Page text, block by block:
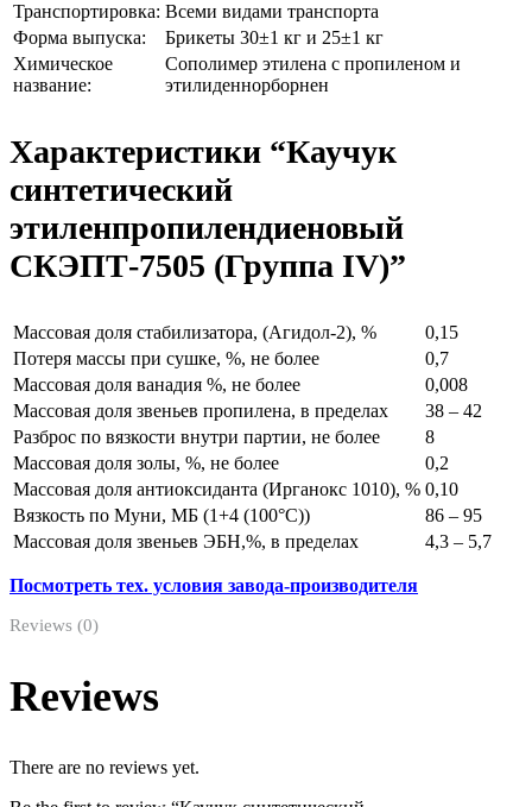
Транспортировка: Всеми видами транспорта
Форма выпуска:
Брикеты 30±1 кг и 25±1 кг
Химическое
название:
Сополимер этилена с пропиленом и
этилиденнорборнен
Характеристики “Каучук
синтетический
этиленпропилендиеновый
СКЭПТ-7505 (Группа IV)”
Массовая доля стабилизатора, (Агидол-2), %
0,15
Потеря массы при сушке, %, не более
0,7
Массовая доля ванадия %, не более
0,008
Массовая доля звеньев пропилена, в пределах
38 – 42
Разброс по вязкости внутри партии, не более
8
Массовая доля золы, %, не более
0,2
Массовая доля антиоксиданта (Ирганокс 1010), % 0,10
Вязкость по Муни, МБ (1+4 (100°С))
86 – 95
Массовая доля звеньев ЭБН,%, в пределах
4,3 – 5,7
Посмотреть тех. условия завода-производителя
Reviews (0)
Reviews
There are no reviews yet.